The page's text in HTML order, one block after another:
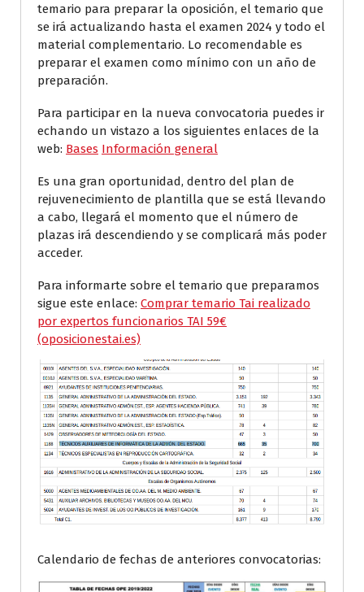
temario para preparar la oposición, el temario que
se irá actualizando hasta el examen 2024 y todo el
material complementario. Lo recomendable es
preparar el examen como mínimo con un año de
preparación.
Para participar en la nueva convocatoria puedes ir
echando un vistazo a los siguientes enlaces de la
web: Bases Información general
Es una gran oportunidad, dentro del plan de
rejuvenecimiento de plantilla que se está llevando
a cabo, llegará el momento que el número de
plazas irá descendiendo y se complicará más poder
acceder.
Para informarte sobre el temario que preparamos
sigue este enlace: Comprar temario Tai realizado
por expertos funcionarios TAI 59€
(oposicionestai.es)
Calendario de fechas de anteriores convocatorias: